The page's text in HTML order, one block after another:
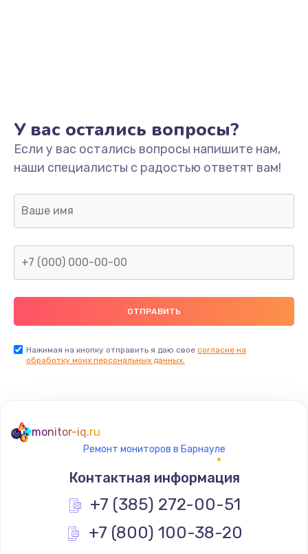
от 1200 руб.
Заказать
Замена системы охлаждения
Замена корпуса
Заказать
Замена тачпада
от 1330 руб.
Замена южного моста
Заказать
У вас остались вопросы?
Если у вас остались вопросы напишите нам,
наши специалисты с радостью ответят вам!
Нажимая на кнопку отправить я даю свое согласие на
обработку моих персональных данных.
monitor-iq.ru
Ремонт мониторов в Барнауле
Контактная информация
+7 (385) 272-00-51
+7 (800) 100-38-20